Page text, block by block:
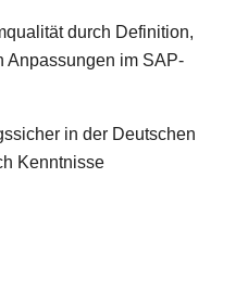
durch Definition,
Anpassungen im SAP-
in der Deutschen
Kenntnisse